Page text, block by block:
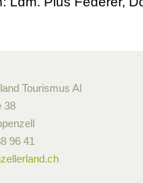
Tourismus AI
38
96 41